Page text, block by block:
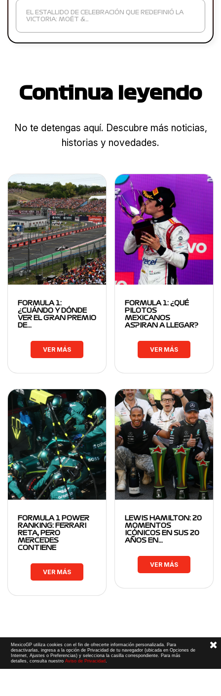
EL ESTALLIDO DE CELEBRACIÓN QUE REDEFINIÓ LA
VICTORIA: MOËT &…
Continua leyendo
No te detengas aquí. Descubre más noticias,
historias y novedades.
FORMULA 1:
¿CUÁNDO Y DÓNDE
VER EL GRAN PREMIO
DE…
VER MÁS
FORMULA 1: ¿QUÉ
PILOTOS
MEXICANOS
ASPIRAN A LLEGAR?
VER MÁS
FORMULA 1 POWER
RANKING: FERRARI
RETA, PERO
MERCEDES
CONTIENE
VER MÁS
LEWIS HAMILTON: 20
MOMENTOS
ICÓNICOS EN SUS 20
AÑOS EN…
VER MÁS
MexicoGP utiliza cookies con el fin de ofrecerte información personalizada. Para
desactivarlas, ingresa a la opción de Privacidad de tu navegador (ubicada en Opciones de
Internet, Ajustes o Preferencias) y selecciona la casilla correspondiente. Para más
detalles, consulta nuestroAviso de Privacidad.